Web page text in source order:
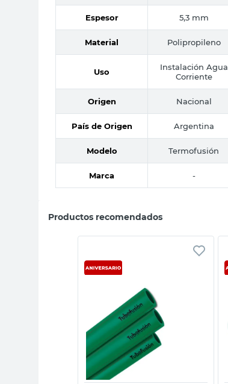
Espesor 5,3 mm
Material Polipropileno
Uso
Instalación Agua
Corriente
Origen Nacional
País de Origen Argentina
Modelo Termofusión
Marca -
Productos recomendados
Vista rápida